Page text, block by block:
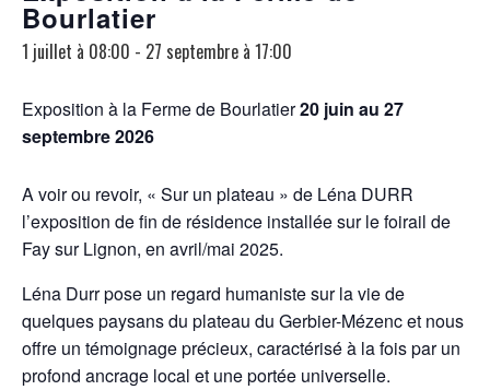
Bourlatier
1 juillet à 08:00 - 27 septembre à 17:00
Exposition à la Ferme de Bourlatier20 juin au 27
septembre 2026
A voir ou revoir, « Sur un plateau » de Léna DURR
l’exposition de fin de résidence installée sur le foirail de
Fay sur Lignon, en avril/mai 2025.
Léna Durr pose un regard humaniste sur la vie de
quelques paysans du plateau du Gerbier-Mézenc et nous
offre un témoignage précieux, caractérisé à la fois par un
profond ancrage local et une portée universelle.